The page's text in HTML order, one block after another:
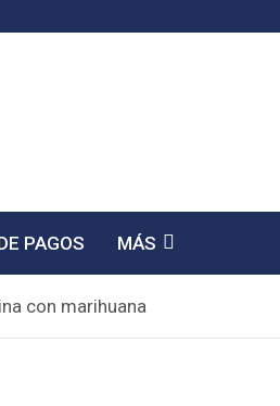
PAGOS MÁS
con marihuana